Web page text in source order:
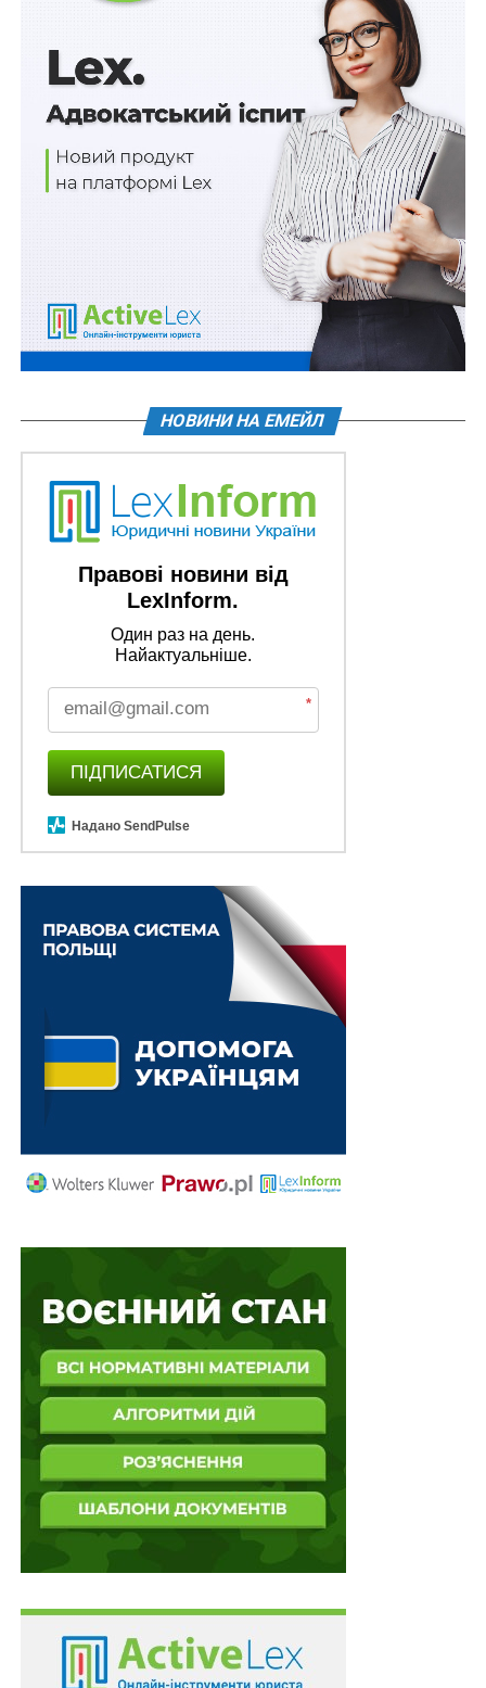
МІНІСТЕРСТВО ЕКОЛОГІЇ ТА ПРИРОДНИХ РЕСУРСІВ УКРАЇНИ
ОХОРОНА ПРИРОДИ
НАСТУПНА
Сільськогосподарські кооперативи поділять за
ознакою прибутковості
НЕ ПРОПУСТІТЬ
Створено національний природний парк
НОВИНИ НА ЕМЕЙЛ
Правові новини від
LexInform.
Один раз на день.
Найактуальніше.
*
ПІДПИСАТИСЯ
Надано SendPulse